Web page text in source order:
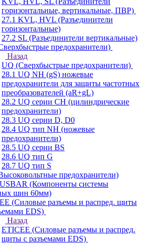
горизонтальные, вертикальные, ПВР)
27.1 KVL, HVL (Разъединители
горизонтальные)
27.2 SL (Разъединители вертикальные)
предохранители)
Назад
UQ (Сверхбыстрые предохранители)
28.1 UQ NH (gS) ножевые
предохранители для защиты частотных
преобразователей (aR+gL)
28.2 UQ серии CH (цилиндрические
предохранители)
28.3 UQ серии D, D0
28.4 UQ тип NH (ножевые
предохранители)
28.5 UQ серии BS
28.6 UQ тип G
28.7 UQ тип S
предохранители)
(Компоненты системы
шин 60мм)
(Силовые разъемы и распред. щиты
EDS)
Назад
ETICEE (Силовые разъемы и распред.
щиты с разъемами EDS)